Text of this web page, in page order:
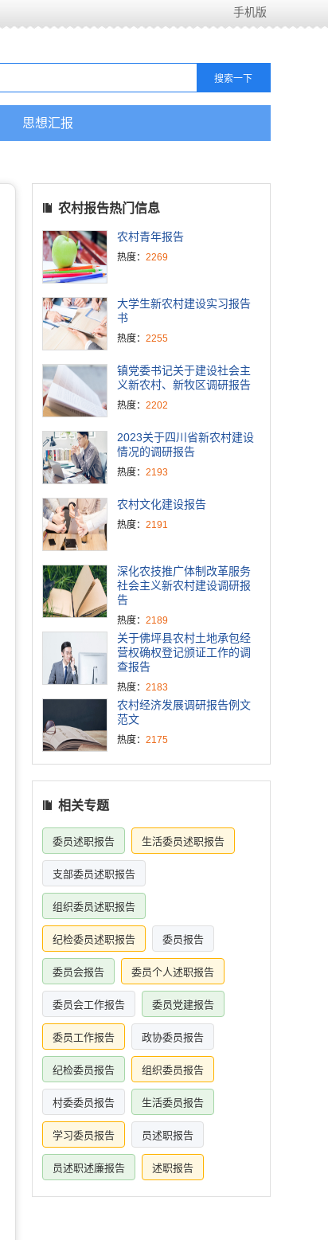
手机版
思想汇报
农村报告热门信息
农村青年报告
热度： 2269
大学生新农村建设实习报告
书
热度： 2255
镇党委书记关于建设社会主
义新农村、新牧区调研报告
热度： 2202
2023关于四川省新农村建设
情况的调研报告
热度： 2193
农村文化建设报告
热度： 2191
深化农技推广体制改革服务
社会主义新农村建设调研报
告
热度： 2189
关于佛坪县农村土地承包经
营权确权登记颁证工作的调
查报告
热度： 2183
农村经济发展调研报告例文
范文
热度： 2175
相关专题
委员述职报告 生活委员述职报告
支部委员述职报告
组织委员述职报告
纪检委员述职报告 委员报告
委员会报告 委员个人述职报告
委员会工作报告 委员党建报告
委员工作报告 政协委员报告
纪检委员报告 组织委员报告
村委委员报告 生活委员报告
学习委员报告 员述职报告
员述职述廉报告 述职报告